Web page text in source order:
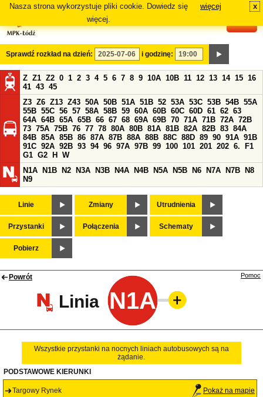
Nasza strona wykorzystuje pliki cookie. Dowiedz się
więcej.
więcej x
Sprawdź rozkład na dzień: i godzinę:
Z Z1 Z2 0 1 2 3 4 5 6 7 8 9 10A 10B 11 12 13 14 15 16
41 43 45
Z3 Z6 Z13 Z43 50A 50B 51A 51B 52 53A 53C 53B 54B 55A
55B 55C 56 57 58A 58B 59 60A 60B 60C 60D 61 62 63
64A 64B 65A 65B 66 67 68 69A 69B 70 71A 71B 72A 72B
73 75A 75B 76 77 78 80A 80B 81A 81B 82A 82B 83 84A
84B 85A 85B 86 87A 87B 88A 88B 88C 88D 89 90 91A 91B
91C 92A 92B 93 94 96 97A 97B 99 100 101 201 202 6.
F1
G1 G2 H
W
N1A
N1B N2 N3A N3B N4A N4B N5A N5B N6 N7A N7B
N8
N9
Linie Zmiany Utrudnienia
Przystanki Połączenia Schematy
Pobierz
Powrót
Linia N1A
Pomoc
Wszystkie przystanki na nocnych liniach autobusowych są na
żądanie.
PODSTAWOWE KIERUNKI
Targowy Rynek Pokaż na mapie